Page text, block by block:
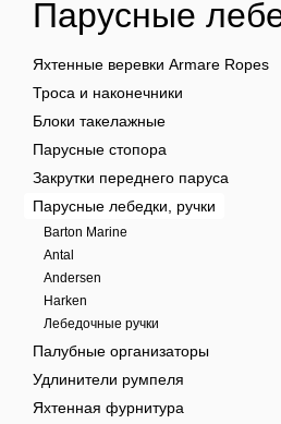
Парусные
Яхтенные веревки Armare Ropes
Троса и наконечники
Блоки такелажные
Парусные стопора
Закрутки переднего паруса
Парусные лебедки, ручки
Barton Marine
Antal
Andersen
Harken
Лебедочные ручки
Палубные организаторы
Удлинители румпеля
Яхтенная фурнитура